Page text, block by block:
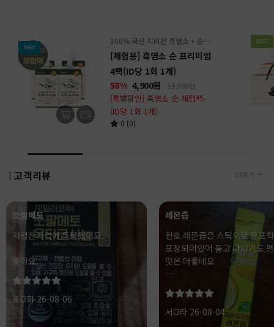
NEW
100% 국산 지리산 흑염소 + 순한 식물성 원료 배합
[체험용] 흑염소 순 프리미엄
4팩(ID당 1회 1개)
58% 4,900원 11,700원
[특별할인] 흑염소 순 체험팩
(ID당 1회 1개)
0 (0)
BEST
고객리뷰 더보기
쏘팔메토
저렴한가격에 득템했어요.
좋아요.
신고
홍O화 26-08-06
레몬즙
천호 레문즙은 스틱으로 한포힉
포장되어있어 들고 다니기도
맛은 더좋네요
천호식품 이라 믿고 먹을수 있
항상 떨어지지않게 구매해서
서O라 26-08-04